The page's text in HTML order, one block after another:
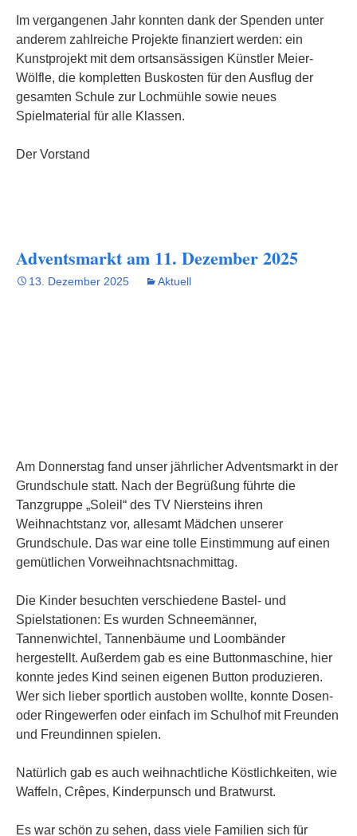
Im vergangenen Jahr konnten dank der Spenden unter
anderem zahlreiche Projekte finanziert werden: ein
Kunstprojekt mit dem ortsansässigen Künstler Meier-
Wölfle, die kompletten Buskosten für den Ausflug der
gesamten Schule zur Lochmühle sowie neues
Spielmaterial für alle Klassen.
Der Vorstand
Adventsmarkt am 11. Dezember 2025
13. Dezember 2025 Aktuell
Am Donnerstag fand unser jährlicher Adventsmarkt in der
Grundschule statt. Nach der Begrüßung führte die
Tanzgruppe „Soleil“ des TV Niersteins ihren
Weihnachtstanz vor, allesamt Mädchen unserer
Grundschule. Das war eine tolle Einstimmung auf einen
gemütlichen Vorweihnachtsnachmittag.
Die Kinder besuchten verschiedene Bastel- und
Spielstationen: Es wurden Schneemänner,
Tannenwichtel, Tannenbäume und Loombänder
hergestellt. Außerdem gab es eine Buttonmaschine, hier
konnte jedes Kind seinen eigenen Button produzieren.
Wer sich lieber sportlich austoben wollte, konnte Dosen-
oder Ringewerfen oder einfach im Schulhof mit Freunden
und Freundinnen spielen.
Natürlich gab es auch weihnachtliche Köstlichkeiten, wie
Waffeln, Crêpes, Kinderpunsch und Bratwurst.
Es war schön zu sehen, dass viele Familien sich für